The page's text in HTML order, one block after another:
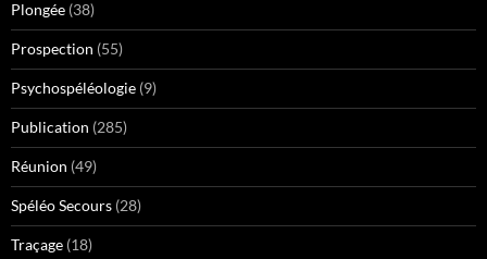
Plongée (38)
Prospection (55)
Psychospéléologie (9)
Publication (285)
Réunion (49)
Spéléo Secours (28)
Traçage (18)